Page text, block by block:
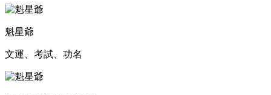
魁星爺
文運、考試、功名